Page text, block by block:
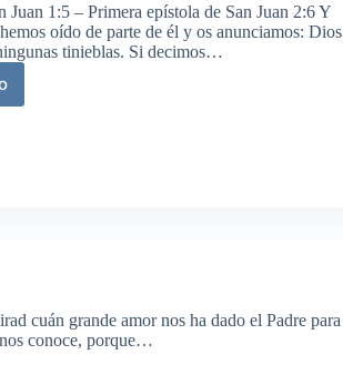
Juan 1:5 – Primera epístola de San Juan 2:6 Y
oído de parte de él y os anunciamos: Dios
tinieblas. Si decimos…
cuán grande amor nos ha dado el Padre para
conoce, porque…